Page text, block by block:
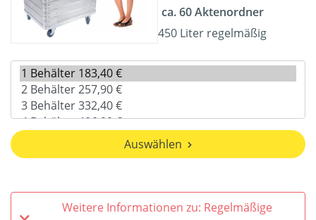
ca. 60 Aktenordner
450 Liter regelmäßig
Auswählen
Weitere Informationen zu: Regelmäßige